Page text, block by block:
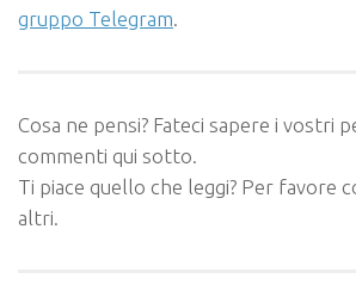
gruppo Telegram
Cosa ne pensi? Fateci sapere i vostri
commenti qui sotto.
Ti piace quello che leggi? Per favore
altri.